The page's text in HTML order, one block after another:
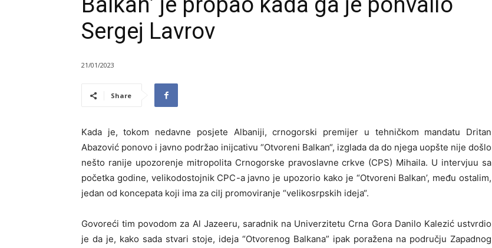
Sergej Lavrov
21/01/2023
Share
Kada je, tokom nedavne posjete Albaniji, crnogorski premijer u tehničkom mandatu Dritan
Abazović ponovo i javno podržao inijcativu “Otvoreni Balkan“, izglada da do njega uopšte nije došlo
nešto ranije upozorenje mitropolita Crnogorske pravoslavne crkve (CPS) Mihaila. U intervjuu sa
početka godine, velikodostojnik CPC-a javno je upozorio kako je “Otvoreni Balkan’, među ostalim,
jedan od koncepata koji ima za cilj promoviranje “velikosrpskih ideja“.
Govoreći tim povodom za Al Jazeeru, saradnik na Univerzitetu Crna Gora Danilo Kalezić ustvrdio
je da je, kako sada stvari stoje, ideja “Otvorenog Balkana” ipak poražena na području Zapadnog